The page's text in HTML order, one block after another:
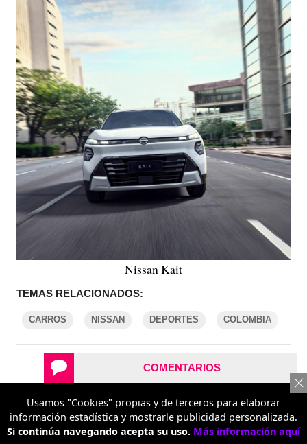
Nissan Kait
TEMAS RELACIONADOS:
CARROS NISSAN DEPORTES COLOMBIA
COMENTARIOS
REPORTAR UN ERROR
Usamos "Cookies" propias y de terceros para elaborar
información estadística y mostrarle publicidad personalizada.
Si continúa navegando acepta su uso. Más información aquí